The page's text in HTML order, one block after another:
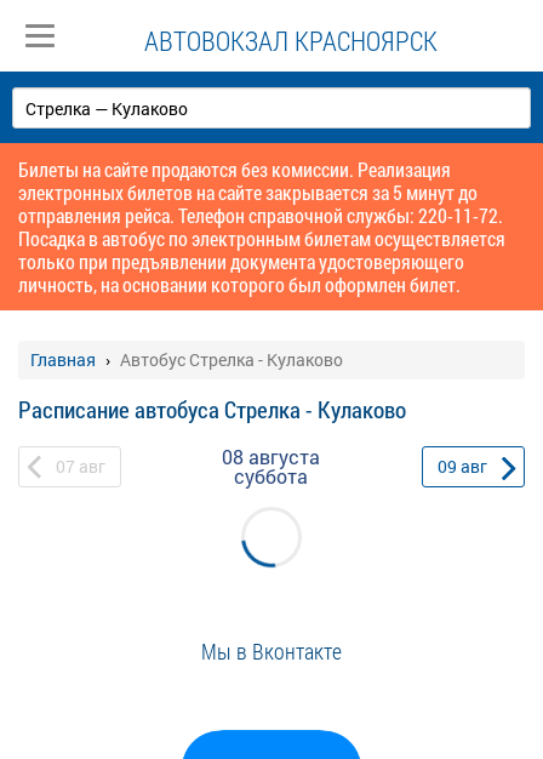
АВТОВОКЗАЛ КРАСНОЯРСК
Билеты на сайте продаются без комиссии. Реализация
электронных билетов на сайте закрывается за 5 минут до
отправления рейса. Телефон справочной службы: 220-11-72.
Посадка в автобус по электронным билетам осуществляется
только при предъявлении документа удостоверяющего
личность, на основании которого был оформлен билет.
Главная Автобус Стрелка - Кулаково
Расписание автобуса Стрелка - Кулаково
07 авг 08 августа
суббота 09 авг
Мы в Вконтакте